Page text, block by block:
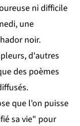
ni difficile
une
noir.
d'autres
des poèmes
que l'on puisse
sa vie" pour